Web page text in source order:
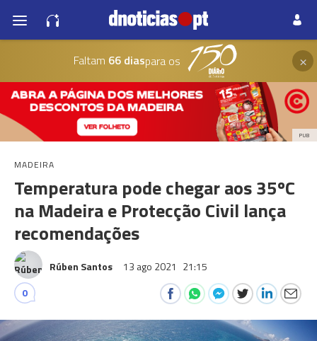
Faltam 66 diaspara os ×
PUB
MADEIRA
Temperatura pode chegar aos 35ºC
na Madeira e Protecção Civil lança
recomendações
Rúben Santos 13 ago 2021 21:15
0